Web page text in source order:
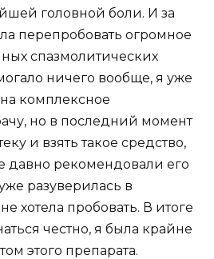
головной боли. И за
перепробовать огромное
спазмолитических
ничего вообще, я уже
комплексное
но в последний момент
и взять такое средство,
давно рекомендовали его
разуверилась в
хотела пробовать. В итоге
честно, я была крайне
этого препарата.